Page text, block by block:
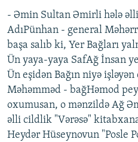
- Əmin Sultan Əmirli hələ
AdıPünhan - general
başa salıb ki, Yer Bağları
Ün yaya-yaya SafAğ İnsan
Ün eşidən Bağın niyə
Məhəmməd - bağHəmod
oxumusan, o mənzildə Ağ
əlli cildlik "Vərəsə"
Heydər Hüseynovun "Posle